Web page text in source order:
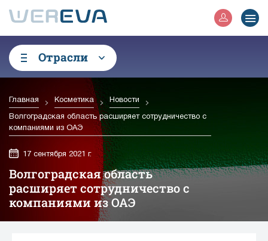
Отрасли
Главная Косметика Новости
Волгоградская область расширяет сотрудничество с
компаниями из ОАЭ
17 сентября 2021 г.
Волгоградская область
расширяет сотрудничество с
компаниями из ОАЭ